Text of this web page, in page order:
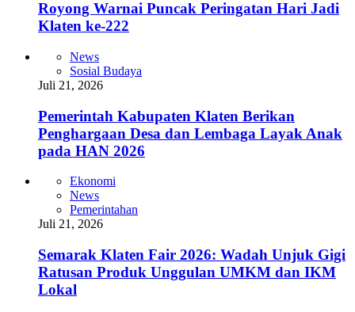
Royong Warnai Puncak Peringatan Hari Jadi
Klaten ke-222
News
Sosial Budaya
Juli 21, 2026
Pemerintah Kabupaten Klaten Berikan
Penghargaan Desa dan Lembaga Layak Anak
pada HAN 2026
Ekonomi
News
Pemerintahan
Juli 21, 2026
Semarak Klaten Fair 2026: Wadah Unjuk Gigi
Ratusan Produk Unggulan UMKM dan IKM
Lokal